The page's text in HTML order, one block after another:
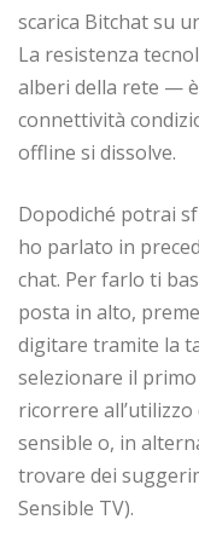
scarica Bitchat su
La resistenza
alberi della rete —
connettività
offline si dissolve.
Dopodiché potrai
ho parlato in
chat. Per farlo ti
posta in alto,
digitare tramite la
selezionare il
ricorrere
sensible o, in
trovare dei
Sensible TV).